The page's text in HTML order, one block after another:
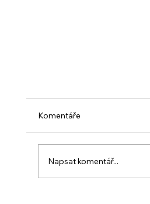
Komentáře
Napsat komentář...